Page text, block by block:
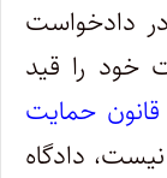
دادخواست
خود را قید
قانون حمایت
دادگاه